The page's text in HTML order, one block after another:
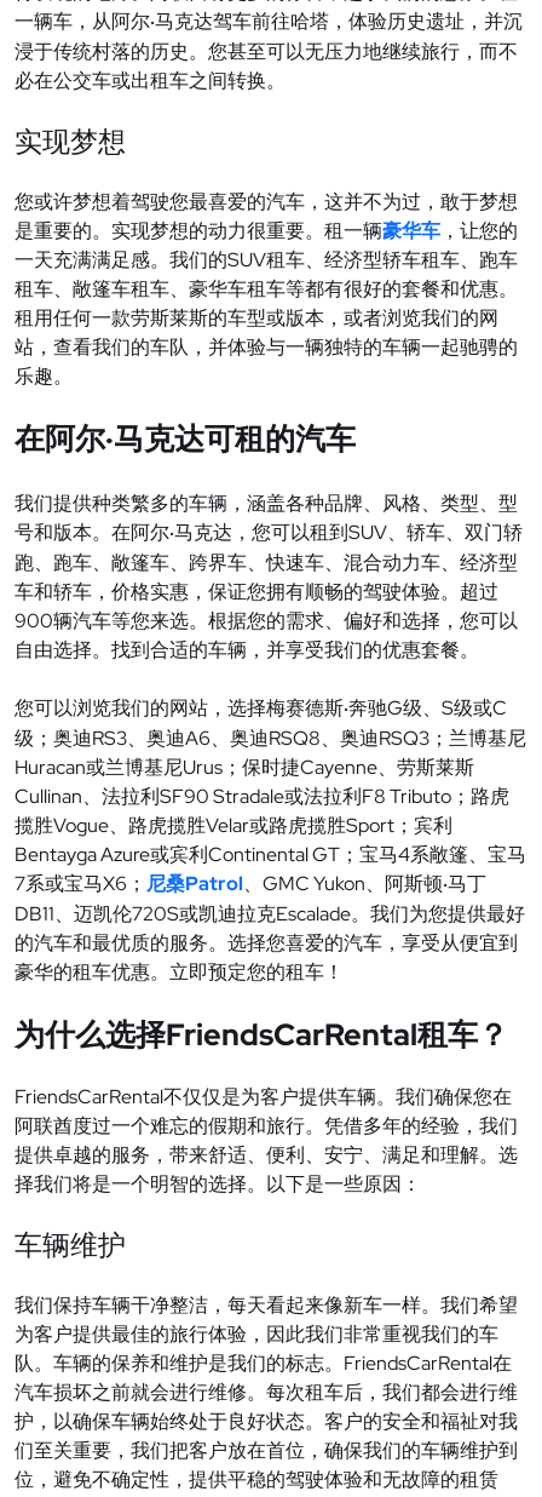
一辆车，从阿尔·马克达驾车前往哈塔，体验历史遗址，并沉
浸于传统村落的历史。您甚至可以无压力地继续旅行，而不
必在公交车或出租车之间转换。
实现梦想
您或许梦想着驾驶您最喜爱的汽车，这并不为过，敢于梦想
是重要的。实现梦想的动力很重要。租一辆豪华车 ， 让您的
一天充满满足感。我们的SUV租车、经济型轿车租车、跑车
租车、敞篷车租车、豪华车租车等都有很好的套餐和优惠。
租用任何一款劳斯莱斯的车型或版本，或者浏览我们的网
站，查看我们的车队，并体验与一辆独特的车辆一起驰骋的
乐趣。
在阿尔·马克达可租的汽车
我们提供种类繁多的车辆，涵盖各种品牌、风格、类型、型
号和版本。在阿尔·马克达，您可以租到 SUV
轿车、双门轿
跑、跑车、敞篷车、跨界车、快速车、混合动力车、经济型
车和轿车，价格实惠，保证您拥有顺畅的驾驶体验。超过
900辆汽车等您来选。根据您的需求、偏好和选择， 您可以
自由选择。找到合适的车辆，并享受我们的优惠套餐。
您可以浏览我们的网站，选择梅赛德斯·奔驰G级、 S级或C
级；奥迪RS3 、奥迪A6 、奥迪RSQ8 、奥迪RSQ3 ； 兰博基尼
Huracan或兰博基尼Urus ；保时捷Cayenne 劳斯莱斯
Cullinan 、法拉利 SF90 Stradale或法拉利 F8 Tributo ；路虎
揽胜Vogue 、路虎揽胜Velar或路虎揽胜Sport ； 宾利
Bentayga Azure或宾利 Continental GT ；宝马4系敞篷、宝马
7系或宝马X6 ； 尼桑Patrol GMC Yukon 、阿斯顿·马丁
DB11 迈凯伦720S或凯迪拉克Escalade。我们为您提供最好
的汽车和最优质的服务。选择您喜爱的汽车，享受从便宜到
豪华的租车优惠。立即预定您的租车！
为什么选择FriendsCarRental租 车？
FriendsCarRental不仅仅是为客户提供车辆。我们确保您在
阿联酋度过一个难忘的假期和旅行。凭借多年的经验，我们
提供卓越的服务，带来舒适、便利、安宁、满足和理解。选
择我们将是一个明智的选择。以下是一些原因：
车辆维护
我们保持车辆干净整洁，每天看起来像新车一样。我们希望
为客户提供最佳的旅行体验，因此我们非常重视我们的车
队。车辆的保养和维护是我们的标志。 FriendsCarRental在
汽车损坏之前就会进行维修。每次租车后，我们都会进行维
护，以确保车辆始终处于良好状态。客户的安全和福祉对我
们至关重要，我们把客户放在首位，确保我们的车辆维护到
位，避免不确定性，提供平稳的驾驶体验和无故障的租赁